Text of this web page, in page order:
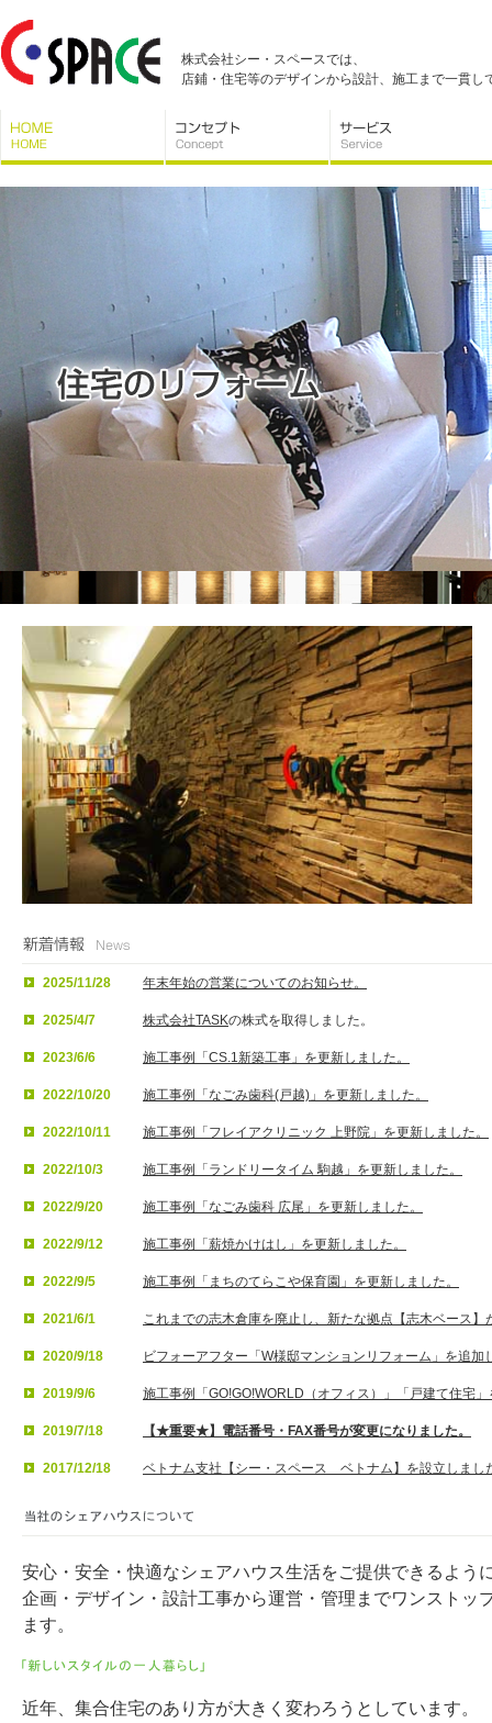
株式会社シー・スペースでは、
店鋪・住宅等のデザインから設計、施工まで一貫し
2025/11/28 年末年始の営業についてのお知らせ。
2025/4/7 株式会社TASKの株式を取得しました。
2023/6/6 施工事例「CS.1新築工事」を更新しました。
2022/10/20 施工事例「なごみ歯科(戸越)」を更新しました。
2022/10/11 施工事例「フレイアクリニック 上野院」を更新しました。
2022/10/3 施工事例「ランドリータイム 駒越」を更新しました。
2022/9/20 施工事例「なごみ歯科 広尾」を更新しました。
2022/9/12 施工事例「薪焼かけはし」を更新しました。
2022/9/5 施工事例「まちのてらこや保育園」を更新しました。
2021/6/1 これまでの志木倉庫を廃止し、新たな拠点【志木ベース】
2020/9/18 ビフォーアフター「W様邸マンションリフォーム」を追加
2019/9/6 施工事例「GO!GO!WORLD（オフィス）」「戸建て住宅
2019/7/18 【★重要★】電話番号・FAX番号が変更になりました。
2017/12/18 ベトナム支社【シー・スペース ベトナム】を設立しまし
安心・安全・快適なシェアハウス生活をご提供できるよう
企画・デザイン・設計工事から運営・管理までワンストッ
ます。
近年、集合住宅のあり方が大きく変わろうとしています。